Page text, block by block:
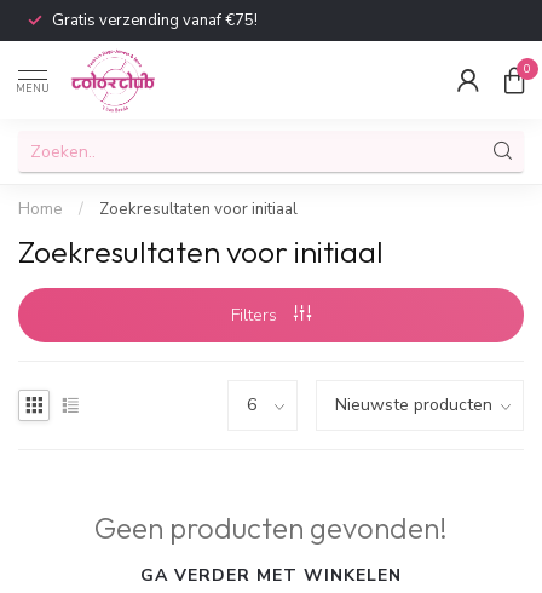
Gratis verzending vanaf €75!
MENU
0
Home / Zoekresultaten voor initiaal
Zoekresultaten voor initiaal
Filters
Geen producten gevonden!
GA VERDER MET WINKELEN